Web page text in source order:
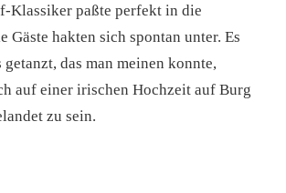
Klassiker paßte perfekt in die
Gäste hakten sich spontan unter. Es
das man meinen konnte,
auf einer irischen Hochzeit auf Burg
zu sein.